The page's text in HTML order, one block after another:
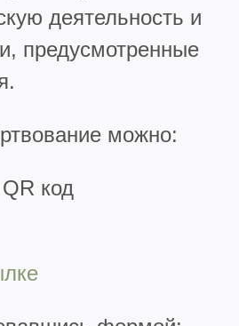
деятельность и
предусмотренные
можно:
код